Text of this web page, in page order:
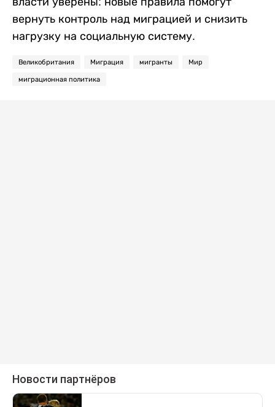
вернуть контроль над миграцией и снизить
нагрузку на социальную систему.
Великобритания Миграция мигранты Мир
миграционная политика